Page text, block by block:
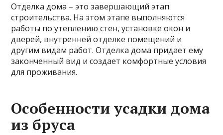
Отделка дома – это завершающий этап
строительства. На этом этапе выполняются
работы по утеплению стен, установке окон и
дверей, внутренней отделке помещений и
другим видам работ. Отделка дома придает ему
законченный вид и создает комфортные условия
для проживания.
Особенности усадки дома
из бруса